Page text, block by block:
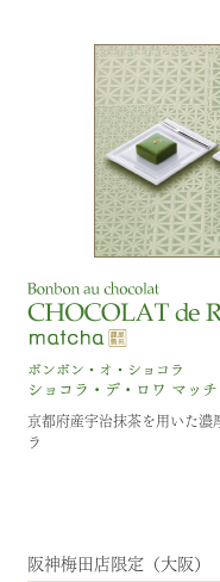
京都府産宇治抹茶を用いた濃
ラ
阪神梅田店限定（大阪）